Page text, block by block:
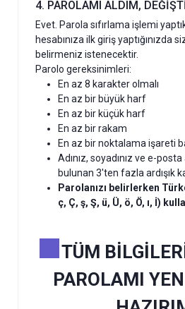
4. PAROLAMI ALDIM,
Evet. Parola sıfırlama işlemi
hesabınıza ilk giriş yaptığınızda
belirmeniz istenecektir.
Parolo gereksinimleri:
En az 8 karakter olmalı
En az bir büyük harf
En az bir küçük harf
En az bir rakam
En az bir noktalama işareti
Adınız, soyadınız ve e-
bulunan 3'ten fazla ardışık
Parolanızı belirlerken
ç, Ç, ş, Ş, ü, Ü, ö, Ö, ı, İ)
TÜM
PAROLAMI